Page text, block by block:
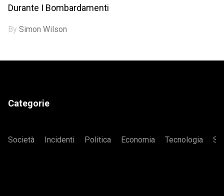
Durante I Bombardamenti
BySimon Wilson
Categorie
Società Incidenti Politica Economia Tecnologia